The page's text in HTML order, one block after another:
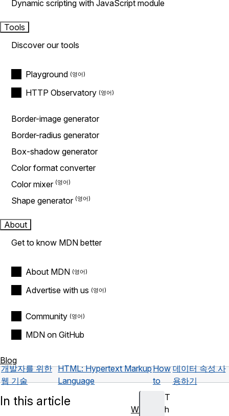
Dynamic scripting with JavaScript module
Tools
Discover our tools
Playground
HTTP Observatory
Border-image generator
Border-radius generator
Box-shadow generator
Color format converter
Color mixer
Shape generator
About
Get to know MDN better
About MDN
Advertise with us
Community
MDN on GitHub
Blog
개발자를 위한
웹 기술
HTML: Hypertext Markup
Language
How
to
데이터 속성 사
용하기
T
h
In this article
W